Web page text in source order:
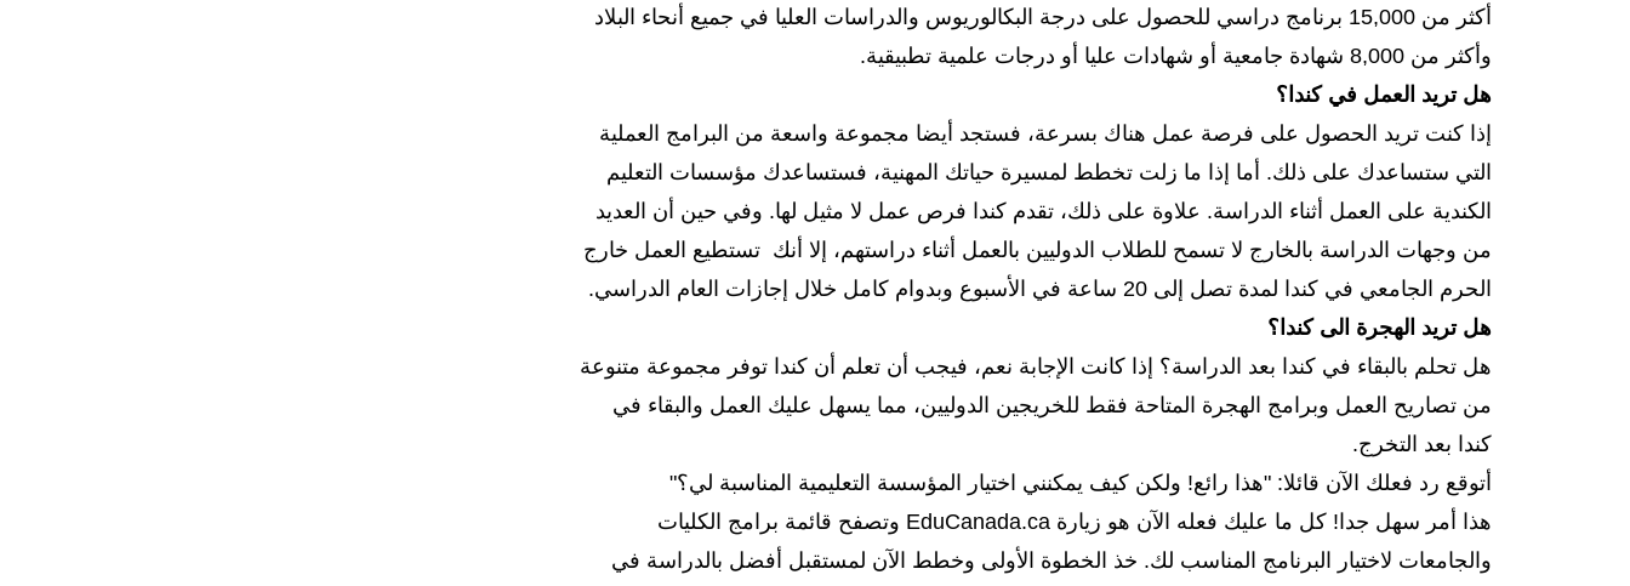
أكثر من 15,000 برنامج دراسي للحصول على درجة البكالوريوس والدراسات العليا في جميع أنحاء البلاد
وأكثر من 8,000 شهادة جامعية أو شهادات عليا أو درجات علمية تطبيقية.
هل تريد العمل في كندا؟
إذا كنت تريد الحصول على فرصة عمل هناك بسرعة، فستجد أيضا مجموعة واسعة من البرامج العملية
التي ستساعدك على ذلك. أما إذا ما زلت تخطط لمسيرة حياتك المهنية، فستساعدك مؤسسات التعليم
الكندية على العمل أثناء الدراسة. علاوة على ذلك، تقدم كندا فرص عمل لا مثيل لها. وفي حين أن العديد
من وجهات الدراسة بالخارج لا تسمح للطلاب الدوليين بالعمل أثناء دراستهم، إلا أنك تستطيع العمل خارج
الحرم الجامعي في كندا لمدة تصل إلى 20 ساعة في الأسبوع وبدوام كامل خلال إجازات العام الدراسي.
هل تريد الهجرة الى كندا؟
هل تحلم بالبقاء في كندا بعد الدراسة؟ إذا كانت الإجابة نعم، فيجب أن تعلم أن كندا توفر مجموعة متنوعة
من تصاريح العمل وبرامج الهجرة المتاحة فقط للخريجين الدوليين، مما يسهل عليك العمل والبقاء في
كندا بعد التخرج.
أتوقع رد فعلك الآن قائلا: "هذا رائع! ولكن كيف يمكنني اختيار المؤسسة التعليمية المناسبة لي؟"
هذا أمر سهل جدا! كل ما عليك فعله الآن هو زيارة EduCanada.ca وتصفح قائمة برامج الكليات
والجامعات لاختيار البرنامج المناسب لك. خذ الخطوة الأولى وخطط الآن لمستقبل أفضل بالدراسة في